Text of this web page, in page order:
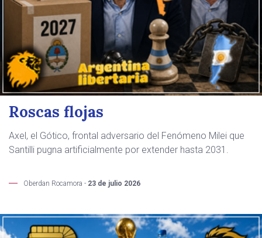
Roscas flojas
Axel, el Gótico, frontal adversario del Fenómeno Milei que
Santilli pugna artificialmente por extender hasta 2031.
Oberdan Rocamora - 23 de julio 2026